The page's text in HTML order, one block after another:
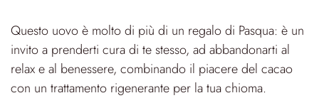
Questo uovo è molto di più di un regalo di Pasqua: è un
invito a prenderti cura di te stesso, ad abbandonarti al
relax e al benessere, combinando il piacere del cacao
con un trattamento rigenerante per la tua chioma.